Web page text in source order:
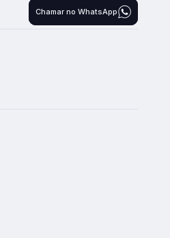
Chamar no WhatsApp